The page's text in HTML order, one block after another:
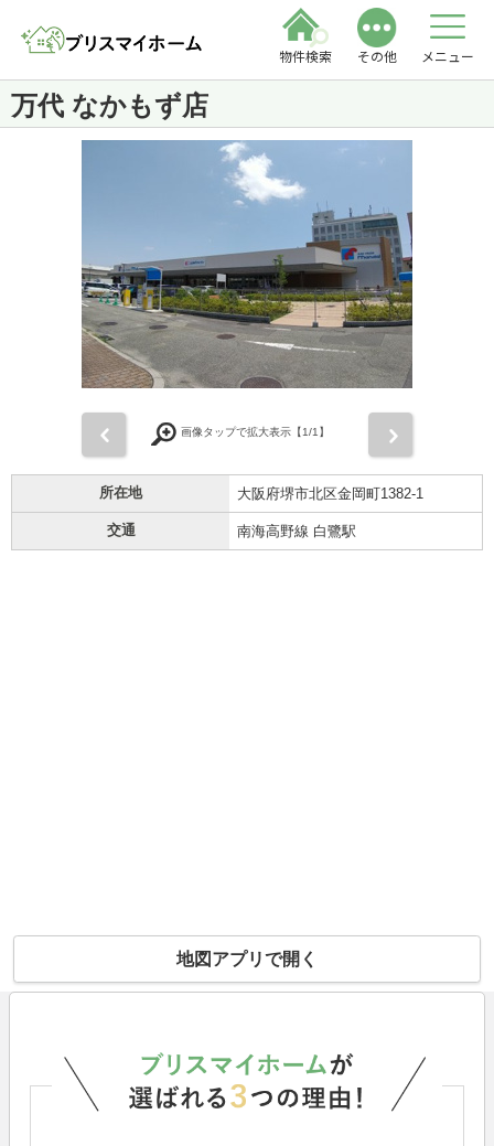
物件検索 その他 メニュー
万代 なかもず店
画像タップで拡大表示【1/1】
所在地 大阪府堺市北区金岡町1382-1
交通 南海高野線 白鷺駅
地図アプリで開く